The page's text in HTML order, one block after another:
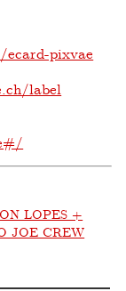
pixvae
label
LOPES +
JOE CREW